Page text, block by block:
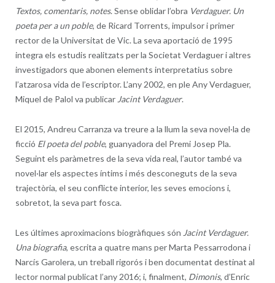
Textos, comentaris, notes. Sense oblidar l’obra Verdaguer. Un
poeta per a un poble, de Ricard Torrents, impulsor i primer
rector de la Universitat de Vic. La seva aportació de 1995
integra els estudis realitzats per la Societat Verdaguer i altres
investigadors que abonen elements interpretatius sobre
l’atzarosa vida de l’escriptor. L’any 2002, en ple Any Verdaguer,
Miquel de Palol va publicar Jacint Verdaguer.
El 2015, Andreu Carranza va treure a la llum la seva novel·la de
ficció El poeta del poble, guanyadora del Premi Josep Pla.
Seguint els paràmetres de la seva vida real, l’autor també va
novel·lar els aspectes íntims i més desconeguts de la seva
trajectòria, el seu conflicte interior, les seves emocions i,
sobretot, la seva part fosca.
Les últimes aproximacions biogràfiques són Jacint Verdaguer.
Una biografia, escrita a quatre mans per Marta Pessarrodona i
Narcís Garolera, un treball rigorós i ben documentat destinat al
lector normal publicat l’any 2016; i, finalment, Dimonis, d’Enric